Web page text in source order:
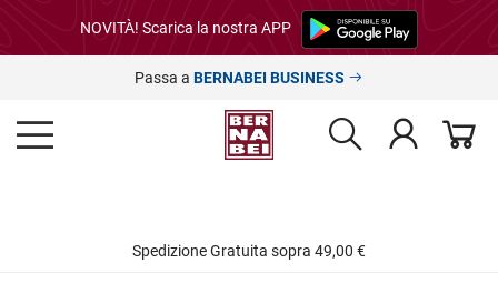
NOVITÀ! Scarica la nostra APP
Passa a BERNABEI BUSINESS
Spedizione Gratuita sopra 49,00 €